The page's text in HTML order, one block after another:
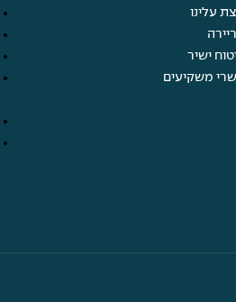
עלינו
ישיר
משקיעים